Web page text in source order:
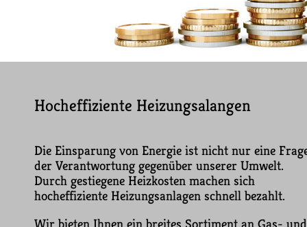
Hocheffiziente Heizungsalangen
Die Einsparung von Energie ist nicht nur eine
der Verantwortung gegenüber unserer Umwelt.
Durch gestiegene Heizkosten machen sich
hocheffiziente Heizungsanlagen schnell bezahlt.